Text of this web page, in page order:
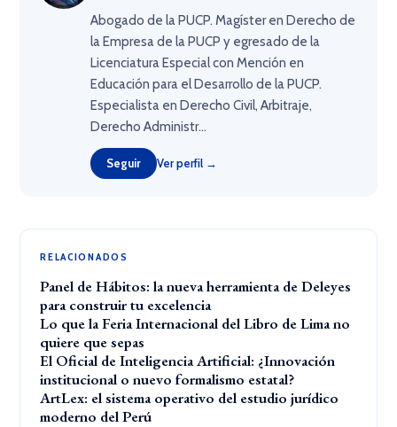
Abogado de la PUCP. Magíster en Derecho de
la Empresa de la PUCP y egresado de la
Licenciatura Especial con Mención en
Educación para el Desarrollo de la PUCP.
Especialista en Derecho Civil, Arbitraje,
Derecho Administr...
Seguir Ver perfil →
RELACIONADOS
Panel de Hábitos: la nueva herramienta de Deleyes
para construir tu excelencia
Lo que la Feria Internacional del Libro de Lima no
quiere que sepas
El Oficial de Inteligencia Artificial: ¿Innovación
institucional o nuevo formalismo estatal?
ArtLex: el sistema operativo del estudio jurídico
moderno del Perú